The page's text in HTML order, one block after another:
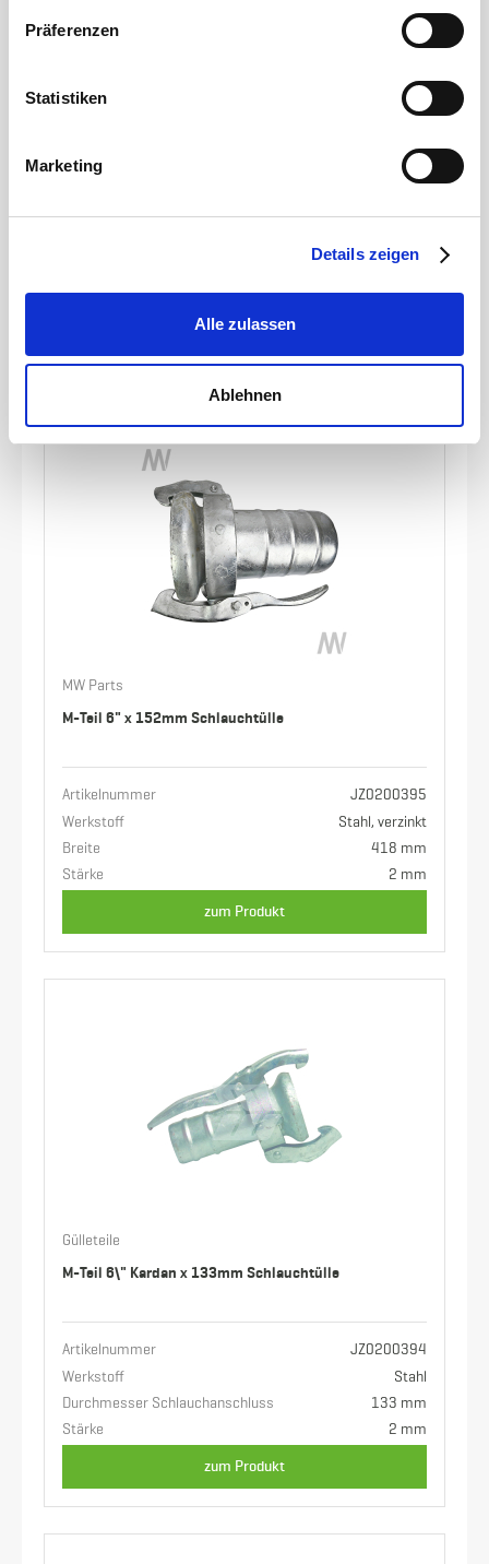
Präferenzen
Statistiken
Marketing
Details zeigen
Alle zulassen
Ablehnen
M-Teil 6\" Kardan x 159mm Schlauchtülle
Stahl
Durchmesser Schlauchanschluss
159 mm
zum Produkt
MW Parts
M-Teil 6" x 152mm Schlauchtülle
Artikelnummer
JZ0200395
Werkstoff
Stahl, verzinkt
Breite
418 mm
Stärke
2 mm
zum Produkt
Gülleteile
M-Teil 6\" Kardan x 133mm Schlauchtülle
Artikelnummer
JZ0200394
Werkstoff
Stahl
Durchmesser Schlauchanschluss
133 mm
Stärke
2 mm
zum Produkt